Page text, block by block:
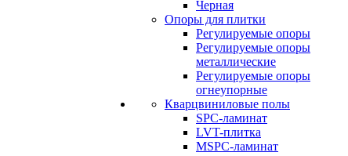
Черная
Опоры для плитки
Регулируемые опоры
Регулируемые опоры
металлические
Регулируемые опоры
огнеупорные
Кварцвиниловые полы
SPC-ламинат
LVT-плитка
MSPC-ламинат